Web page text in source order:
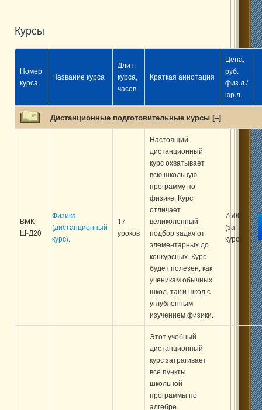
Курсы
Номер
курса
Название курса
Длит.
курса,
часов
Краткая аннотация
Цена,
руб.
физ.л./
юр.л.
Дистанционные подготовительные курсы [–]
ВМК-
Ш-Д20
Физика
(дистанционный
курс).
17
уроков
Настоящий
дистанционный
курс охватывает
всю школьную
программу по
физике. Курс
отличает
великолепный
подбор задач от
элементарных до
конкурсных. Курс
будет полезен, как
ученикам обычных
школ, так и школ с
углубленным
изучением физики.
7500
(за
курс)
Этот учебный
дистанционный
курс затрагивает
все пункты
школьной
программы по
алгебре.